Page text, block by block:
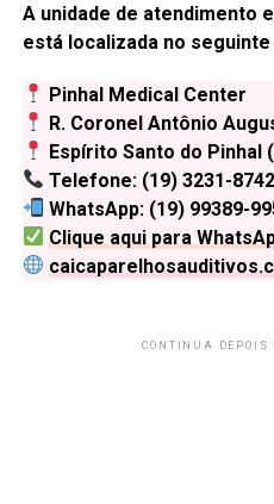
A unidade de atendimento
está localizada no
Pinhal Medical Center
R. Coronel Antônio
Espírito Santo do Pinhal
Telefone: (19) 3231-8742
WhatsApp: (19) 99389-
Clique aqui para
CONTINUA